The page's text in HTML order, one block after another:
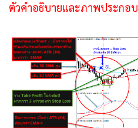
ตัวคำอธิบายและภาพประกอบ